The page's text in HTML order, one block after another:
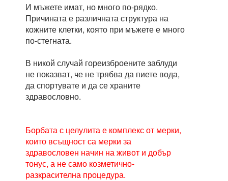
И мъжете имат, но много по-рядко.
Причината е различната структура на
кожните клетки, която при мъжете е много
по-стегната.
В никой случай гореизброените заблуди
не показват, че не трябва да пиете вода,
да спортувате и да се храните
здравословно.
Борбата с целулита е комплекс от мерки,
които всъщност са мерки за
здравословен начин на живот и добър
тонус, а не само козметично-
разкрасителна процедура.